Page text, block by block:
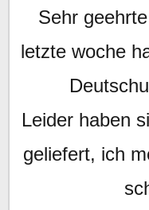
Sehr
letzte woche
Leider haben
geliefert, ich